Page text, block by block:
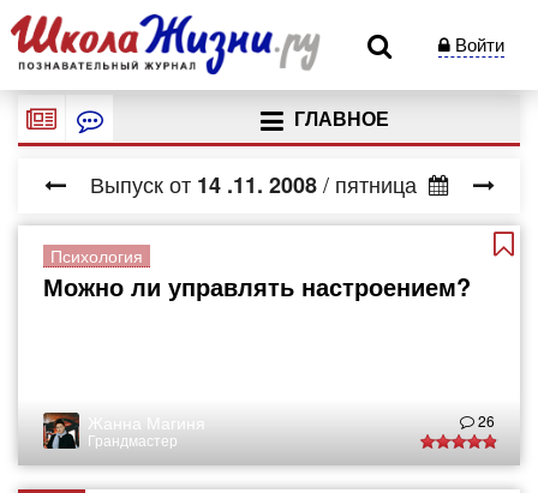
Войти
ГЛАВНОЕ
Выпуск от 14 .11. 2008 / пятница
Психология
Можно ли управлять настроением?
Жанна Магиня
Грандмастер
26